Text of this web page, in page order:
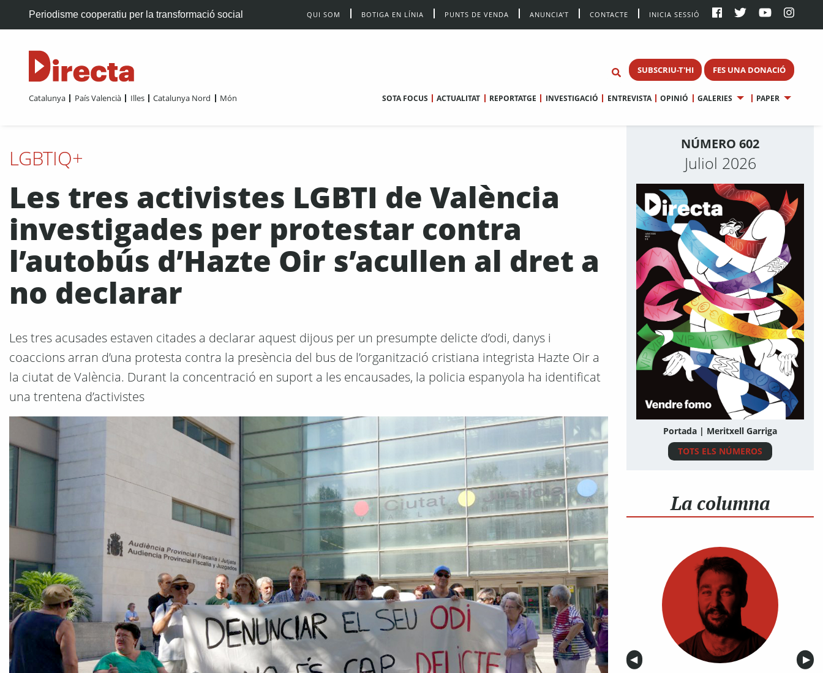
Periodisme cooperatiu per la transformació social QUI SOM BOTIGA EN LÍNIA PUNTS DE VENDA ANUNCIA’T CONTACTE INICIA SESSIÓ
SUBSCRIU-T'HI FES UNA DONACIÓ
Catalunya País Valencià Illes Catalunya Nord Món SOTA FOCUS ACTUALITAT REPORTATGE INVESTIGACIÓ ENTREVISTA OPINIÓ GALERIES PAPER
LGBTIQ+
Les tres activistes LGBTI de València
investigades per protestar contra
l’autobús d’Hazte Oir s’acullen al dret a
no declarar
Les tres acusades estaven citades a declarar aquest dijous per un presumpte delicte d’odi, danys i
coaccions arran d’una protesta contra la presència del bus de l’organització cristiana integrista Hazte Oir a
la ciutat de València. Durant la concentració en suport a les encausades, la policia espanyola ha identificat
una trentena d’activistes
NÚMERO 602
Juliol 2026
Portada | Meritxell Garriga
TOTS ELS NÚMEROS
La columna
Anterior
◀︎ ▶︎